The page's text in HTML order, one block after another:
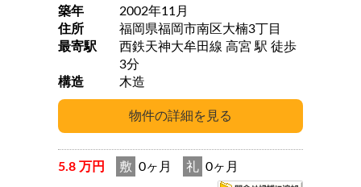
築年
2002年11月
住所
福岡県福岡市南区大楠3丁目
最寄駅
西鉄天神大牟田線 高宮 駅 徒歩
3分
構造
木造
5.8 万円 敷 0ヶ月 礼 0ヶ月